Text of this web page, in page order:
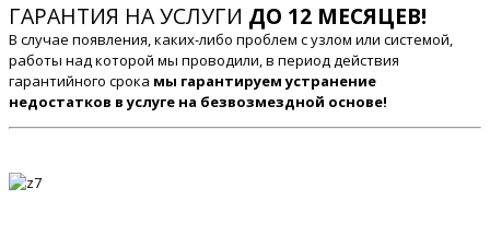
ГАРАНТИЯ НА УСЛУГИ ДО 12 МЕСЯЦЕВ!
В случае появления, каких-либо проблем с узлом или системой,
работы над которой мы проводили, в период действия
гарантийного срока мы гарантируем устранение
недостатков в услуге на безвозмездной основе!